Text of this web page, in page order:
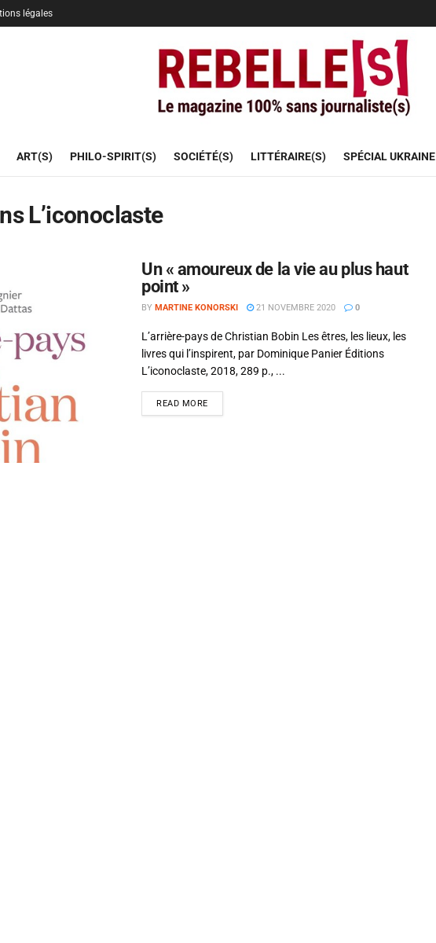
légales
ART(S) PHILO-SPIRIT(S) SOCIÉTÉ(S) LITTÉRAIRE(S) SPÉCIAL UKRAINE
L’iconoclaste
Un « amoureux de la vie au plus haut
point »
BY MARTINE KONORSKI 21 NOVEMBRE 2020 0
L’arrière-pays de Christian Bobin Les êtres, les lieux, les
livres qui l’inspirent, par Dominique Panier Éditions
L’iconoclaste, 2018, 289 p., ...
READ MORE